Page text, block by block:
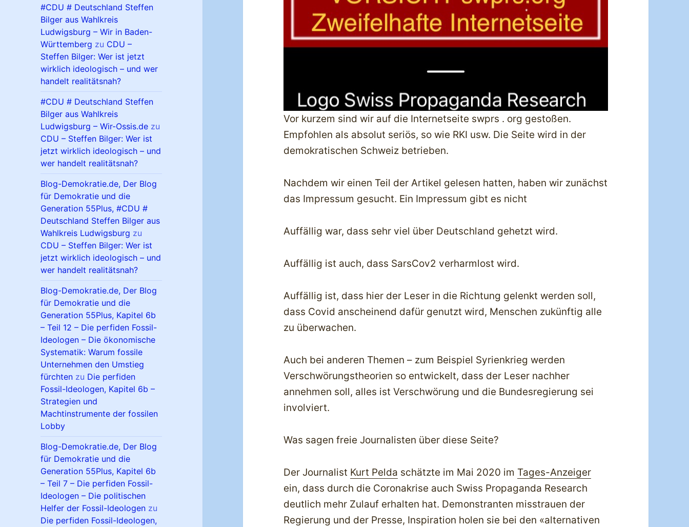
#CDU # Deutschland Steffen
Bilger aus Wahlkreis
Ludwigsburg – Wir in Baden-
Württemberg zu CDU –
Steffen Bilger: Wer ist jetzt
wirklich ideologisch – und wer
handelt realitätsnah?
#CDU # Deutschland Steffen
Bilger aus Wahlkreis
Ludwigsburg – Wir-Ossis.de zu
CDU – Steffen Bilger: Wer ist
jetzt wirklich ideologisch – und
wer handelt realitätsnah?
Blog-Demokratie.de, Der Blog
für Demokratie und die
Generation 55Plus, #CDU #
Deutschland Steffen Bilger aus
Wahlkreis Ludwigsburg zu
CDU – Steffen Bilger: Wer ist
jetzt wirklich ideologisch – und
wer handelt realitätsnah?
Blog-Demokratie.de, Der Blog
für Demokratie und die
Generation 55Plus, Kapitel 6b
– Teil 12 – Die perfiden Fossil-
Ideologen – Die ökonomische
Systematik: Warum fossile
Unternehmen den Umstieg
fürchten zu Die perfiden
Fossil-Ideologen, Kapitel 6b –
Strategien und
Machtinstrumente der fossilen
Lobby
Blog-Demokratie.de, Der Blog
für Demokratie und die
Generation 55Plus, Kapitel 6b
– Teil 7 – Die perfiden Fossil-
Ideologen – Die politischen
Helfer der Fossil-Ideologen zu
Die perfiden Fossil-Ideologen,
Vor kurzem sind wir auf die Internetseite swprs . org gestoßen.
Empfohlen als absolut seriös, so wie RKI usw. Die Seite wird in der
demokratischen Schweiz betrieben.
Nachdem wir einen Teil der Artikel gelesen hatten, haben wir zunächst
das Impressum gesucht. Ein Impressum gibt es nicht
Auffällig war, dass sehr viel über Deutschland gehetzt wird.
Auffällig ist auch, dass SarsCov2 verharmlost wird.
Auffällig ist, dass hier der Leser in die Richtung gelenkt werden soll,
dass Covid anscheinend dafür genutzt wird, Menschen zukünftig alle
zu überwachen.
Auch bei anderen Themen – zum Beispiel Syrienkrieg werden
Verschwörungstheorien so entwickelt, dass der Leser nachher
annehmen soll, alles ist Verschwörung und die Bundesregierung sei
involviert.
Was sagen freie Journalisten über diese Seite?
Der Journalist Kurt Pelda schätzte im Mai 2020 im Tages-Anzeiger
ein, dass durch die Coronakrise auch Swiss Propaganda Research
deutlich mehr Zulauf erhalten hat. Demonstranten misstrauen der
Regierung und der Presse, Inspiration holen sie bei den «alternativen